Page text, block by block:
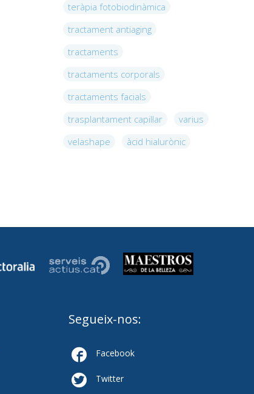
teràpia fotobiodinàmica
tractament antiaging
tractaments
tractaments corporals
tractaments facials
trasplantament capil·lar
varius
velashape
àcid hialurònic
Segueix-nos:
 Facebook
 Twitter